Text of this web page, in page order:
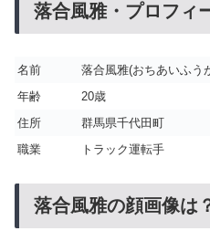
落合風雅・プロフィ
名前
落合風雅(おちあいふう
年齢
20歳
住所
群馬県千代田町
職業
トラック運転手
落合風雅の顔画像は